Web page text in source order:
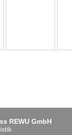
REWU GmbH